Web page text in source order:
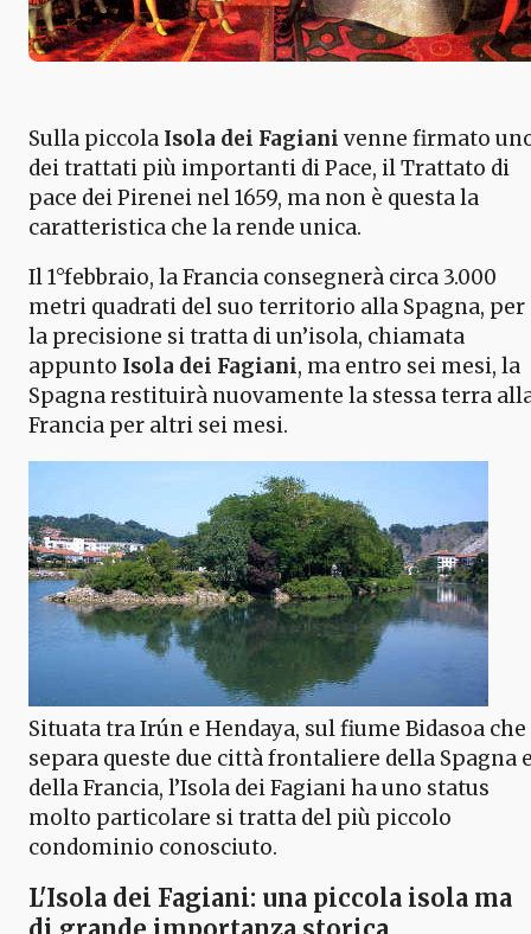
Sulla piccola Isola dei Fagiani venne firmato
dei trattati più importanti di Pace, il Trattato di
pace dei Pirenei nel 1659, ma non è questa la
caratteristica che la rende unica.
Il 1°febbraio, la Francia consegnerà circa 3.000
metri quadrati del suo territorio alla Spagna, per
la precisione si tratta di un’isola, chiamata
appunto Isola dei Fagiani, ma entro sei mesi, la
Spagna restituirà nuovamente la stessa terra
Francia per altri sei mesi.
Situata tra Irún e Hendaya, sul fiume Bidasoa che
separa queste due città frontaliere della Spagna
della Francia, l’Isola dei Fagiani ha uno status
molto particolare si tratta del più piccolo
condominio conosciuto.
L'Isola dei Fagiani: una piccola isola ma